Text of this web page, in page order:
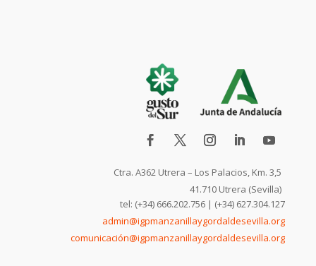
Ctra. A362 Utrera – Los Palacios, Km. 3,5
41.710 Utrera (Sevilla)
tel: (+34) 666.202.756 | (+34) 627.304.127
admin@igpmanzanillaygordaldesevilla.org
comunicación@igpmanzanillaygordaldesevilla.org